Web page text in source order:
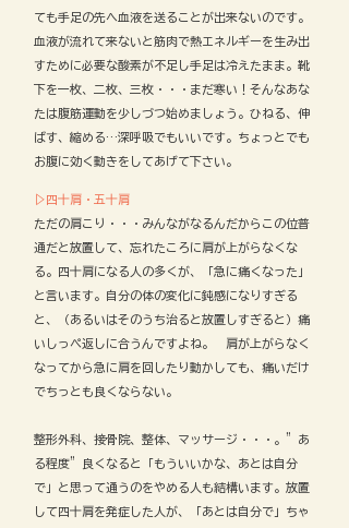
ても手足の先へ血液を送ることが出来ないのです。
血液が流れて来ないと筋肉で熱エネルギーを生み出
すために必要な酸素が不足し手足は冷えたまま。 靴
下を一枚、二枚、三枚・・・まだ寒い！そんなあな
たは腹筋運動を少しづつ始めましょう。 ひねる、伸
ばす、縮める…深呼吸でもいいです。ちょっとでも
お腹に効く動きをしてあげて下さい。
​▷四十肩​・五十肩
ただの肩こり・・・みんながなるんだからこの位普
通だと放置して、忘れたころに肩が上がらなくな
る。四十肩になる人の多くが、「急に痛くなった」
と言います。自分の体の変化に鈍感になりすぎる
と、（あるいはそのうち治ると放置しすぎると）痛
いしっぺ返しに合うんですよね。 肩が上がらなく
なってから急に肩を回したり動かしても、痛いだけ
でちっとも良くならない。
整形外科、接骨院、整体、マッサージ・・・。”あ
る程度”良くなると「もういいかな、あとは自分
で」と思って通うのをやめる人も結構います。放置
して四十肩を発症した人が、「あとは自分で」ちゃ